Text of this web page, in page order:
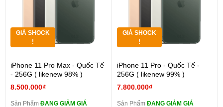
GIÁ SHOCK
!
iPhone 11 Pro Max - Quốc Tế
- 256G ( likenew 98% )
8.500.000₫
Sản Phẩm ĐANG GIẢM GIÁ
GIÁ SHOCK
!
iPhone 11 Pro - Quốc Tế -
256G ( likenew 99% )
7.800.000₫
Sản Phẩm ĐANG GIẢM GIÁ